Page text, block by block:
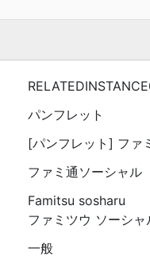
パンフレット
[パンフレット] ファ
ファミ通ソーシャル
Famitsu sosharu
ファミツウ ソーシャ
一般